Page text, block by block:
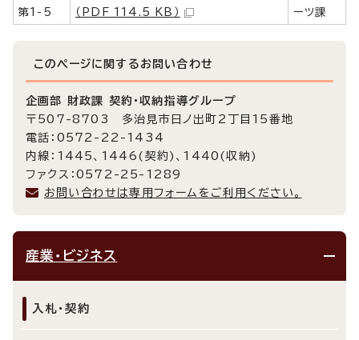
第1-5
（PDF 114.5 KB）
ーツ課
このページに関する お問い合わせ
企画部 財政課 契約・収納指導グループ
〒507-8703 多治見市日ノ出町2丁目15番地
電話：0572-22-1434
内線：1445、1446(契約)、1440(収納)
ファクス：0572-25-1289
お問い合わせは専用フォームをご利用ください。
産業・ビジネス
入札・契約